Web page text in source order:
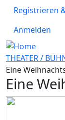
Registrieren
Anmelden
THEATER /
Eine
Eine